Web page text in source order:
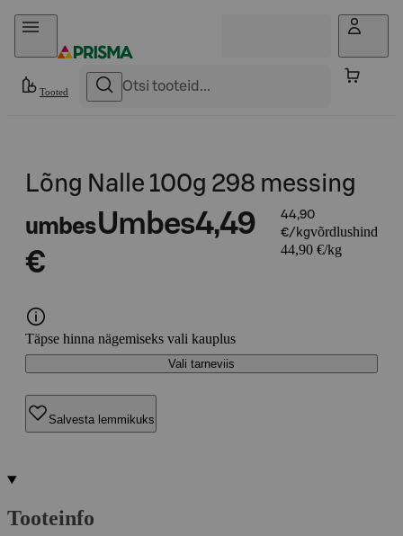
Otse sisu juurde
Tooted
Lõng Nalle 100g 298 messing
umbesUmbes4,49
€
44,90
€/kgvõrdlushind
44,90 €/kg
Täpse hinna nägemiseks vali kauplus
Vali tarneviis
Salvesta lemmikuks
Tooteinfo